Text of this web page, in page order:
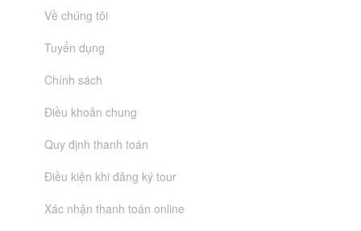
Về chúng tôi
Tuyển dụng
Chính sách
Điều khoản chung
Quy định thanh toán
Điều kiện khi đăng ký tour
Xác nhận thanh toán online